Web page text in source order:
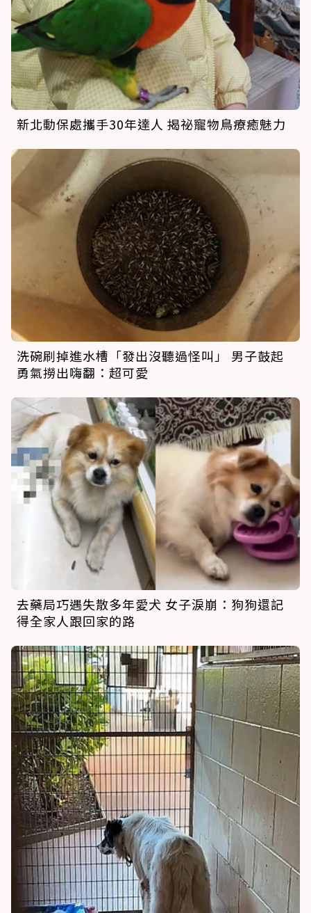
新北動保處攜手30年達人 揭祕寵物鳥療癒魅力
洗碗刷掉進水槽「發出沒聽過怪叫」 男子鼓起
勇氣撈出嗨翻：超可愛
去藥局巧遇失散多年愛犬 女子淚崩：狗狗還記
得全家人跟回家的路